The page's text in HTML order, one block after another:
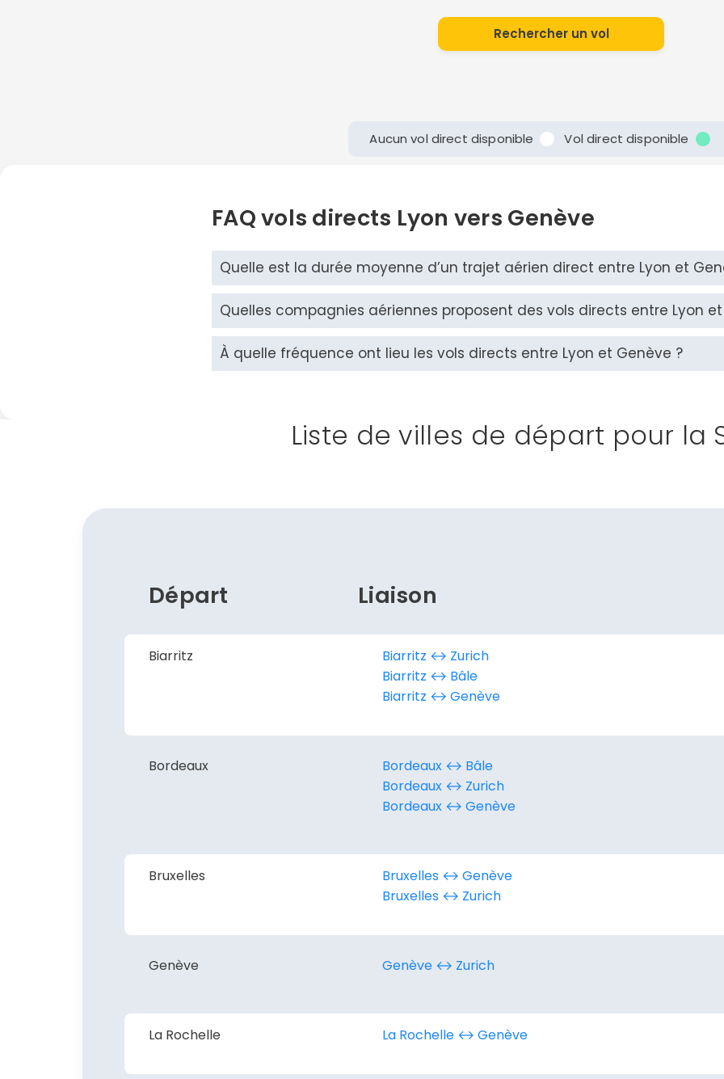
Rechercher un vol
Aucun vol direct disponible Vol direct disponible
FAQ vols directs Lyon vers Genève
Quelle est la durée moyenne d’un trajet aérien direct entre Lyon et
Quelles compagnies aériennes proposent des vols directs entre Lyon
À quelle fréquence ont lieu les vols directs entre Lyon et Genève ?
Liste de villes de départ pour la
Départ Liaison
Biarritz Biarritz ↔︎ Zurich
Biarritz ↔︎ Bâle
Biarritz ↔︎ Genève
Bordeaux Bordeaux ↔︎ Bâle
Bordeaux ↔︎ Zurich
Bordeaux ↔︎ Genève
Bruxelles Bruxelles ↔︎ Genève
Bruxelles ↔︎ Zurich
Genève Genève ↔︎ Zurich
La Rochelle La Rochelle ↔︎ Genève